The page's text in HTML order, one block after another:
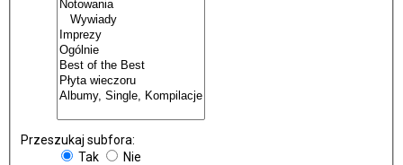
Przeszukaj subfora:
Tak
Nie